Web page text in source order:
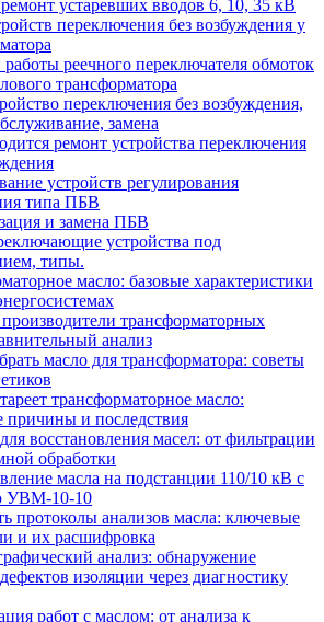
устаревших вводов 6, 10, 35 кВ
переключения без возбуждения у
реечного переключателя обмоток
трансформатора
переключения без возбуждения,
замена
ремонт устройства переключения
устройств регулирования
типа ПБВ
и замена ПБВ
устройства под
типы.
масло: базовые характеристики
трансформаторных
анализ
масло для трансформатора: советы
трансформаторное масло:
причины и последствия
восстановления масел: от фильтрации
обработки
масла на подстанции 110/10 кВ с
УВМ-10-10
протоколы анализов масла: ключевые
и их расшифровка
анализ: обнаружение
изоляции через диагностику
работ с маслом: от анализа к